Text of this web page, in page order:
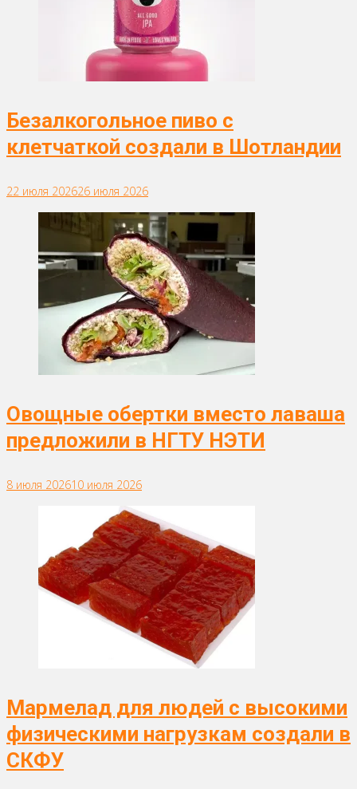
Безалкогольное пиво с
клетчаткой создали в Шотландии
22 июля 202626 июля 2026
Овощные обертки вместо лаваша
предложили в НГТУ НЭТИ
8 июля 202610 июля 2026
Мармелад для людей с высокими
физическими нагрузкам создали в
СКФУ